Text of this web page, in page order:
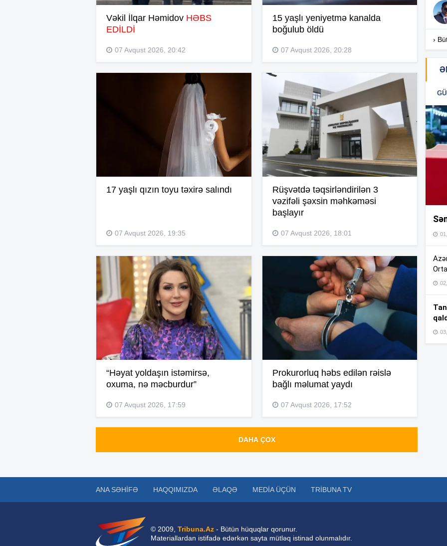
Vəkil İlqar Həmidov HƏBS
EDİLDİ
07 Avqust 2026, 20:42
15 yaşlı yeniyetmə kanalda
boğulub öldü
07 Avqust 2026, 20:28
17 yaşlı qızın toyu təxirə salındı
07 Avqust 2026, 19:35
Rüşvətdə təqsirləndirilən 3
vəzifəli şəxsin məhkəməsi
başlayır
07 Avqust 2026, 18:01
“Həyat yoldaşın istəmirsə,
oxuma, nə məcburdur”
07 Avqust 2026, 17:59
Prokurorluq həbs edilən rəislə
bağlı məlumat yaydı
07 Avqust 2026, 17:52
DAHA ÇOX
›
ANA SƏHIFƏ HAQQIMIZDA ƏLAQƏ MEDIA ÜÇÜN TRIBUNA TV
© 2009, Tribuna.Az - Bütün hüquqlar qorunur.
Materiallardan istifadə edərkən sayta mütləq istinad olunmalıdır.